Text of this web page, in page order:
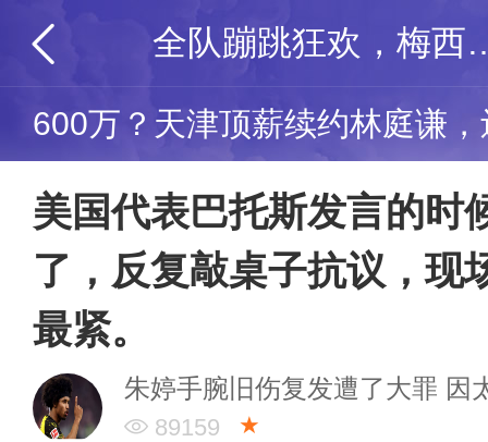
全队蹦跳狂欢，梅西静
600万？天津顶薪续约林庭谦
美国代表巴托斯发言的时
了，反复敲桌子抗议，现
最紧。
朱婷手腕旧伤复发遭了大罪 因
89159 ★